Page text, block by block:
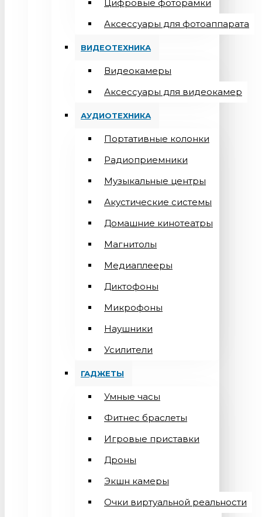
Цифровые фоторамки
Aксессуары для фотоаппарата
ВИДЕОТЕХНИКА
Видеокамеры
Аксессуары для видеокамер
АУДИОТЕХНИКА
Портативные колонки
Радиоприемники
Музыкальные центры
Акустические системы
Домашние кинотеатры
Магнитолы
Медиаплееры
Диктофоны
Микрофоны
Наушники
Усилители
ГАДЖЕТЫ
Умные часы
Фитнес браслеты
Игровые приставки
Дроны
Экшн камеры
Очки виртуальной реальности